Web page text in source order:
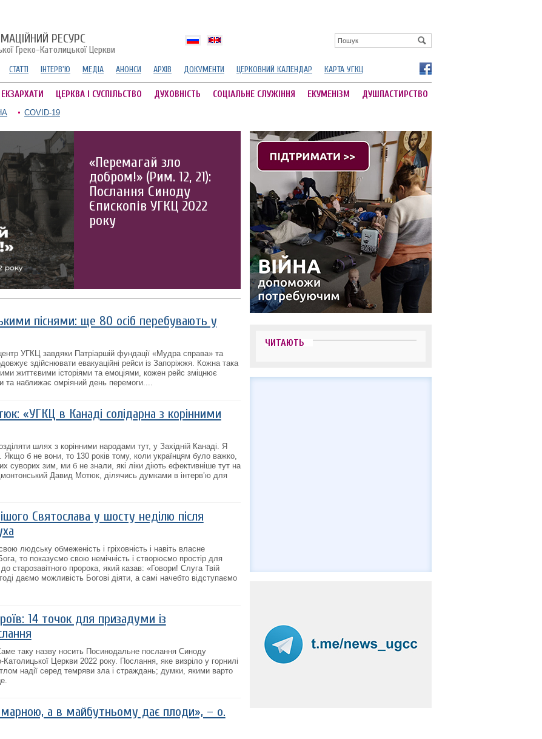
РЕСУРС
Греко-Католицької Церкви
СТАТТІ ІНТЕРВ'Ю МЕДІА АНОНСИ АРХІВ ДОКУМЕНТИ ЦЕРКОВНИЙ КАЛЕНДАР КАРТА УГКЦ
ЕКЗАРХАТИ ЦЕРКВА І СУСПІЛЬСТВО ДУХОВНІСТЬ СОЦІАЛЬНЕ СЛУЖІННЯ ЕКУМЕНІЗМ ДУШПАСТИРСТВО
COVID-19
«Перемагай зло
добром!» (Рим. 12, 21):
Послання Синоду
Єпископів УГКЦ 2022
року
піснями: ще 80 осіб перебувають у
УГКЦ завдяки Патріаршій фундації «Мудра справа» та
здійснювати евакуаційні рейси із Запоріжжя. Кожна така
життєвими історіями та емоціями, кожен рейс зміцнює
та наближає омріяний день перемоги....
«УГКЦ в Канаді солідарна з корінними
шлях з корінними народами тут, у Західній Канаді. Я
б не вони, то 130 років тому, коли українцям було важко,
суворих зим, ми б не знали, які ліки діють ефективніше тут на
Давид Мотюк, ділячись думками в інтерв’ю для
Святослава у шосту неділю після
людську обмеженість і гріховність і навіть власне
то показуємо свою немічність і створюємо простір для
старозавітного пророка, який казав: «Говори! Слуга Твій
даємо можливість Богові діяти, а самі начебто відступаємо
14 точок для призадуми із
таку назву носить Посинодальне послання Синоду
Католицької Церкви 2022 року. Послання, яке визріло у горнилі
надії серед темряви зла і страждань; думки, якими варто
а в майбутньому дає плоди», – о.
ЧИТАЮТЬ